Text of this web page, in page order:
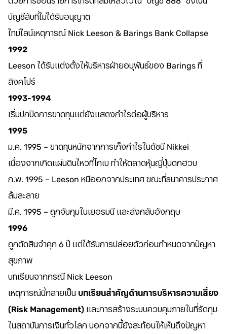
บัญชีลับที่ไม่ได้รับอนุญาต
ไทม์ไลน์เหตุการณ์ Nick Leeson & Barings Bank Collapse
1992
Leeson ได้รับแต่งตั้งให้บริหารฝ่ายอนุพันธ์ของ Barings ที่
สิงคโปร์
1993-1994
เริ่มปกปิดการขาดทุนแต่ยังแสดงกำไรต่อผู้บริหาร
1995
ม.ค. 1995 – ขาดทุนหนักจากการเก็งกำไรในดัชนี Nikkei
เนื่องจากเกิดแผ่นดินไหวที่โกเบ ทำให้ตลาดหุ้นญี่ปุ่นตกฮวบ
ก.พ. 1995 – Leeson หนีออกจากประเทศ ขณะที่ธนาคารประกาศ
ล้มละลาย
มี.ค. 1995 – ถูกจับกุมในเยอรมนี และส่งกลับอังกฤษ
1996
ถูกตัดสินจำคุก 6 ปี แต่ได้รับการปล่อยตัวก่อนกำหนดจากปัญหา
สุขภาพ
บทเรียนจากกรณี Nick Leeson
เหตุการณ์นี้กลายเป็น บทเรียนสำคัญด้านการบริหารความเสี่ยง
(Risk Management) และการสร้างระบบควบคุมภายในที่รัดกุม
ในสถาบันการเงินทั่วโลก นอกจากนี้ยังสะท้อนให้เห็นถึงปัญหา